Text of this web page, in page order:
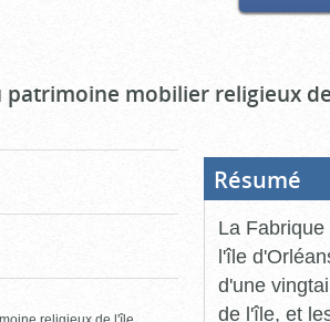
mobilier religieux
Résumé
La
l'île
d'une
de l'île, et